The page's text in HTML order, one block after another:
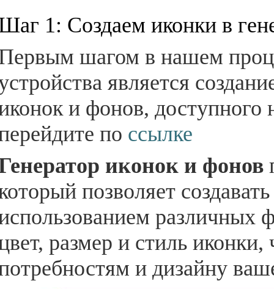
1: Создаем иконки в
шагом в нашем
является
и фонов, доступного
по ссылке
иконок и фонов
позволяет
различных
размер и стиль
и дизайну